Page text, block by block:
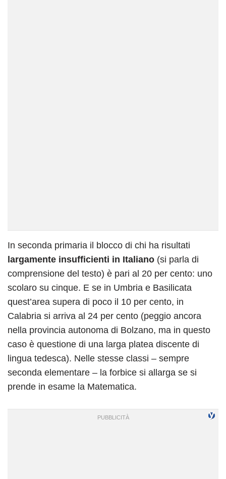
In seconda primaria il blocco di chi ha risultati
largamente insufficienti in Italiano (si parla di
comprensione del testo) è pari al 20 per cento: uno
scolaro su cinque. E se in Umbria e Basilicata
quest’area supera di poco il 10 per cento, in
Calabria si arriva al 24 per cento (peggio ancora
nella provincia autonoma di Bolzano, ma in questo
caso è questione di una larga platea discente di
lingua tedesca). Nelle stesse classi – sempre
seconda elementare – la forbice si allarga se si
prende in esame la Matematica.